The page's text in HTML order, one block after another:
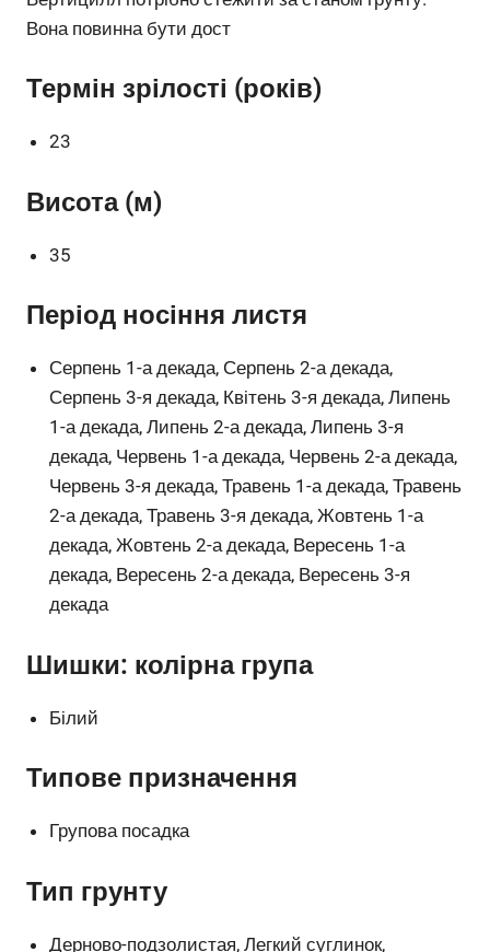
Вона повинна бути дост
Термін зрілості (років)
23
Висота (м)
35
Період носіння листя
Серпень 1-а декада, Серпень 2-а декада,
Серпень 3-я декада, Квітень 3-я декада, Липень
1-а декада, Липень 2-а декада, Липень 3-я
декада, Червень 1-а декада, Червень 2-а декада,
Червень 3-я декада, Травень 1-а декада, Травень
2-а декада, Травень 3-я декада, Жовтень 1-а
декада, Жовтень 2-а декада, Вересень 1-а
декада, Вересень 2-а декада, Вересень 3-я
декада
Шишки: колірна група
Білий
Типове призначення
Групова посадка
Тип грунту
Дерново-подзолистая, Легкий суглинок,